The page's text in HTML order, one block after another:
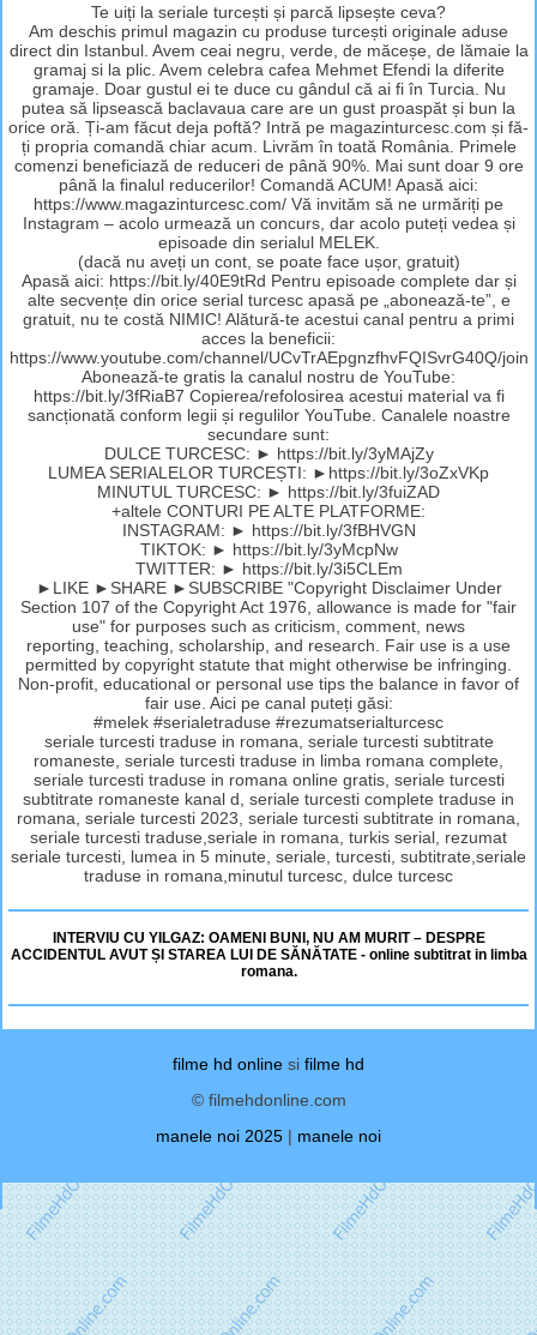
Te uiți la seriale turcești și parcă lipsește ceva?
Am deschis primul magazin cu produse turcești originale aduse
direct din Istanbul. Avem ceai negru, verde, de măceșe, de lămaie la
gramaj si la plic. Avem celebra cafea Mehmet Efendi la diferite
gramaje. Doar gustul ei te duce cu gândul că ai fi în Turcia. Nu
putea să lipsească baclavaua care are un gust proaspăt și bun la
orice oră. Ți-am făcut deja poftă? Intră pe magazinturcesc.com și fă-
ți propria comandă chiar acum. Livrăm în toată România. Primele
comenzi beneficiază de reduceri de până 90%. Mai sunt doar 9 ore
până la finalul reducerilor! Comandă ACUM! Apasă aici:
https://www.magazinturcesc.com/ Vă invităm să ne urmăriți pe
Instagram – acolo urmează un concurs, dar acolo puteți vedea și
episoade din serialul MELEK.
(dacă nu aveți un cont, se poate face ușor, gratuit)
Apasă aici: https://bit.ly/40E9tRd Pentru episoade complete dar și
alte secvențe din orice serial turcesc apasă pe „abonează-te”, e
gratuit, nu te costă NIMIC! Alătură-te acestui canal pentru a primi
acces la beneficii:
https://www.youtube.com/channel/UCvTrAEpgnzfhvFQISvrG40Q/join
Abonează-te gratis la canalul nostru de YouTube:
https://bit.ly/3fRiaB7 Copierea/refolosirea acestui material va fi
sancționată conform legii și regulilor YouTube. Canalele noastre
secundare sunt:
DULCE TURCESC: ► https://bit.ly/3yMAjZy
LUMEA SERIALELOR TURCEȘTI: ►https://bit.ly/3oZxVKp
MINUTUL TURCESC: ► https://bit.ly/3fuiZAD
+altele CONTURI PE ALTE PLATFORME:
INSTAGRAM: ► https://bit.ly/3fBHVGN
TIKTOK: ► https://bit.ly/3yMcpNw
TWITTER: ► https://bit.ly/3i5CLEm
►LIKE ►SHARE ►SUBSCRIBE "Copyright Disclaimer Under
Section 107 of the Copyright Act 1976, allowance is made for "fair
use" for purposes such as criticism, comment, news
reporting, teaching, scholarship, and research. Fair use is a use
permitted by copyright statute that might otherwise be infringing.
Non-profit, educational or personal use tips the balance in favor of
fair use. Aici pe canal puteți găsi:
#melek #serialetraduse #rezumatserialturcesc
seriale turcesti traduse in romana, seriale turcesti subtitrate
romaneste, seriale turcesti traduse in limba romana complete,
seriale turcesti traduse in romana online gratis, seriale turcesti
subtitrate romaneste kanal d, seriale turcesti complete traduse in
romana, seriale turcesti 2023, seriale turcesti subtitrate in romana,
seriale turcesti traduse,seriale in romana, turkis serial, rezumat
seriale turcesti, lumea in 5 minute, seriale, turcesti, subtitrate,seriale
traduse in romana,minutul turcesc, dulce turcesc
INTERVIU CU YILGAZ: OAMENI BUNI, NU AM MURIT – DESPRE
ACCIDENTUL AVUT ȘI STAREA LUI DE SĂNĂTATE - online subtitrat in limba
romana.
filme hd online si filme hd
© filmehdonline.com
manele noi 2025 | manele noi